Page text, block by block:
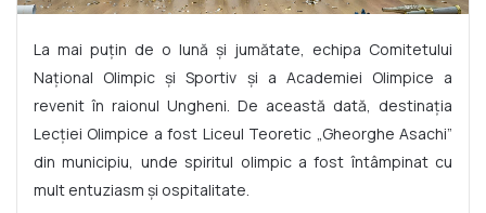
La mai puțin de o lună și jumătate, echipa Comitetului
Național Olimpic și Sportiv și a Academiei Olimpice a
revenit în raionul Ungheni. De această dată, destinația
Lecției Olimpice a fost Liceul Teoretic „Gheorghe Asachi”
din municipiu, unde spiritul olimpic a fost întâmpinat cu
mult entuziasm și ospitalitate.